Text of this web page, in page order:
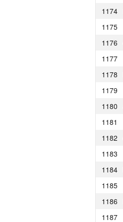
1174
1175
1176
1177
1178
1179
1180
1181
1182
1183
1184
1185
1186
1187
1151
1152
1153
1154
1155
1156
1157
1158
1159
1160
1161
1162
1163
1164